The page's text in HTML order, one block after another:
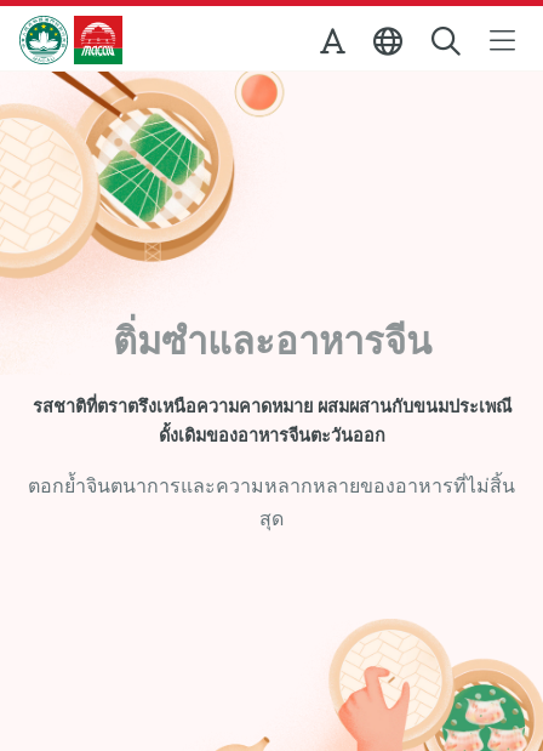
Skip to Main Content
สำนักงานการท่องเที่ยวของรัฐบาลมาเก๊า
ติ่มซำและอาหารจีน
รสชาติที่ตราตรึงเหนือความคาดหมาย ผสมผสานกับขนมประเพณี
ดั้งเดิมของอาหารจีนตะวันออก
ตอกย้ำจินตนาการและความหลากหลายของอาหารที่ไม่สิ้น
สุด